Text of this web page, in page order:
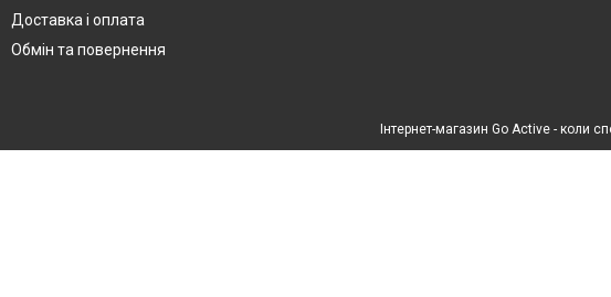
Доставка і оплата
Обмін та повернення